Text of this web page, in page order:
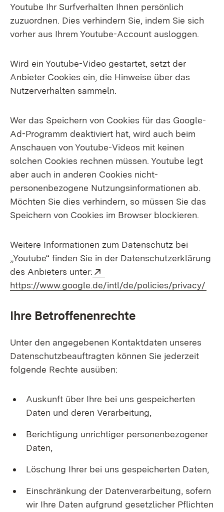
Youtube Ihr Surfverhalten Ihnen persönlich
zuzuordnen. Dies verhindern Sie, indem Sie sich
vorher aus Ihrem Youtube-Account ausloggen.
Wird ein Youtube-Video gestartet, setzt der
Anbieter Cookies ein, die Hinweise über das
Nutzerverhalten sammeln.
Wer das Speichern von Cookies für das Google-
Ad-Programm deaktiviert hat, wird auch beim
Anschauen von Youtube-Videos mit keinen
solchen Cookies rechnen müssen. Youtube legt
aber auch in anderen Cookies nicht-
personenbezogene Nutzungsinformationen ab.
Möchten Sie dies verhindern, so müssen Sie das
Speichern von Cookies im Browser blockieren.
Weitere Informationen zum Datenschutz bei
„Youtube“ finden Sie in der Datenschutzerklärung
des Anbieters unter:
https://www.google.de/intl/de/policies/privacy/
Ihre Betroffenenrechte
Unter den angegebenen Kontaktdaten unseres
Datenschutzbeauftragten können Sie jederzeit
folgende Rechte ausüben:
Auskunft über Ihre bei uns gespeicherten
Daten und deren Verarbeitung,
Berichtigung unrichtiger personenbezogener
Daten,
Löschung Ihrer bei uns gespeicherten Daten,
Einschränkung der Datenverarbeitung, sofern
wir Ihre Daten aufgrund gesetzlicher Pflichten